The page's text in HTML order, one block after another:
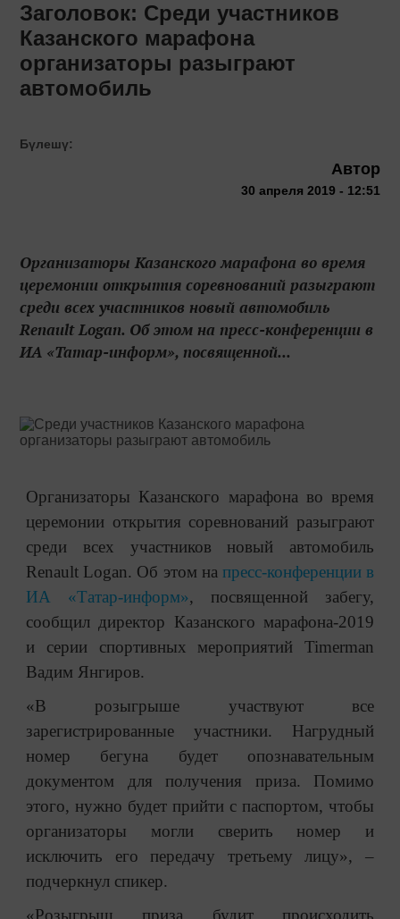
Заголовок: Среди участников
Казанского марафона
организаторы разыграют
автомобиль
Бүлешү:
Автор
30 апреля 2019 - 12:51
Организаторы Казанского марафона во время
церемонии открытия соревнований разыграют
среди всех участников новый автомобиль
Renault Logan. Об этом на пресс-конференции в
ИА «Татар-информ», посвященной...
Организаторы Казанского марафона во время
церемонии открытия соревнований разыграют
среди всех участников новый автомобиль
Renault Logan. Об этом на пресс-конференции в
ИА «Татар-информ», посвященной забегу,
сообщил директор Казанского марафона-2019
и серии спортивных мероприятий Timerman
Вадим Янгиров.
«В розыгрыше участвуют все
зарегистрированные участники. Нагрудный
номер бегуна будет опознавательным
документом для получения приза. Помимо
этого, нужно будет прийти с паспортом, чтобы
организаторы могли сверить номер и
исключить его передачу третьему лицу», –
подчеркнул спикер.
«Розыгрыш приза будит происходить